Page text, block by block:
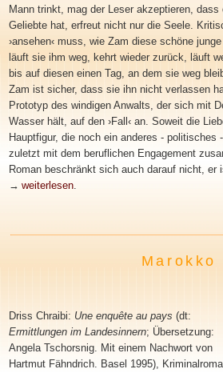
Mann trinkt, mag der Leser akzeptieren, dass
Geliebte hat, erfreut nicht nur die Seele.
›ansehen‹ muss, wie Zam diese schöne
läuft sie ihm weg, kehrt wieder zurück, läuft
bis auf diesen einen Tag, an dem sie weg
Zam ist sicher, dass sie ihn nicht verlassen
Prototyp des windigen Anwalts, der sich mit
Wasser hält, auf den ›Fall‹ an. Soweit die
Hauptfigur, die noch ein anderes - politisches
zuletzt mit dem beruflichen Engagement
Roman beschränkt sich auch darauf nicht, er
→ weiterlesen.
Marokko
Driss Chraibi: Une enquête au pays (dt:
Ermittlungen im Landesinnern; Übersetzung:
Angela Tschorsnig. Mit einem Nachwort von
Hartmut Fähndrich. Basel 1995),